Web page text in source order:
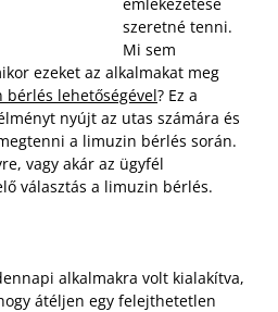
szeretné tenni.
Mi sem
ezeket az alkalmakat meg
lehetőségével? Ez a
nyújt az utas számára és
a limuzin bérlés során.
vagy akár az ügyfél
választás a limuzin bérlés.
alkalmakra volt kialakítva,
átéljen egy felejthetetlen